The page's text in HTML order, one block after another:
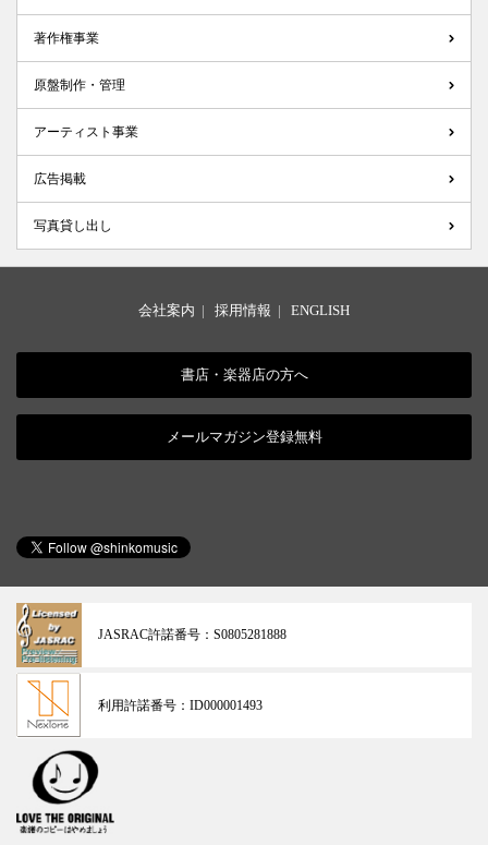
著作権事業
原盤制作・管理
アーティスト事業
広告掲載
写真貸し出し
会社案内 | 採用情報 | ENGLISH
書店・楽器店の方へ
メールマガジン登録無料
JASRAC許諾番号： S0805281888
利用許諾番号： ID000001493